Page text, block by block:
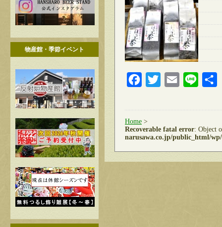
物産館・季節イベント
FacebookTwitter Email Line
Home >
Recoverable fatal error: Object
narusawa.co.jp/public_html/